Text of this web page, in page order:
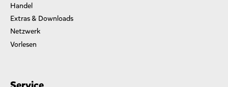
Handel
Extras & Downloads
Netzwerk
Vorlesen